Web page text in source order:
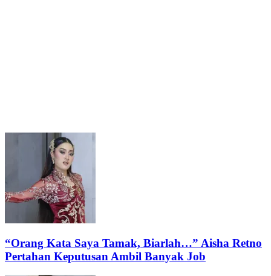
“Orang Kata Saya Tamak, Biarlah…” Aisha Retno
Pertahan Keputusan Ambil Banyak Job